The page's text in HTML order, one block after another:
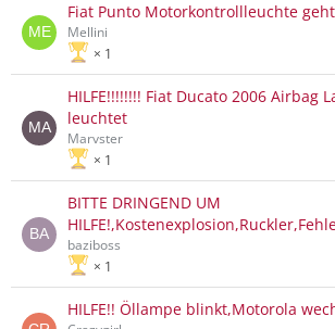
Fiat Punto Motorkontrollleuchte
1
Mellini
HILFE!!!!!!!! Fiat Ducato 2006 Airbag
leuchtet
1
Marvster
BITTE DRINGEND UM
1
baziboss
HILFE!! Öllampe blinkt,Motorola